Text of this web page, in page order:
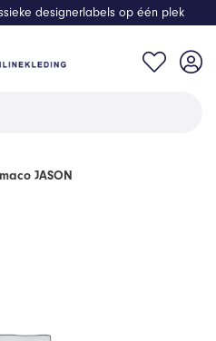
designerlabels op één plek
JASON